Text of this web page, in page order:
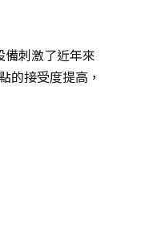
備刺激了近年來
的接受度提高，